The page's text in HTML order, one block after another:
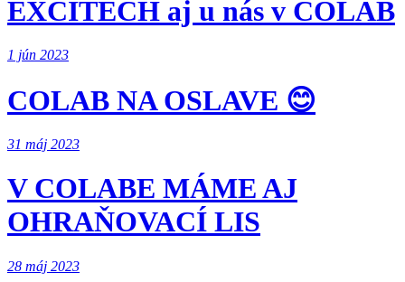
EXCITECH aj u nás v COLAB
1 jún 2023
COLAB NA OSLAVE 😊
31 máj 2023
V COLABE MÁME AJ
OHRAŇOVACÍ LIS
28 máj 2023